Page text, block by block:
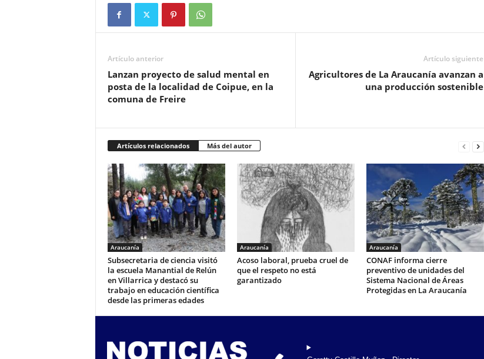
Artículo anterior
Lanzan proyecto de salud mental en
posta de la localidad de Coipue, en la
comuna de Freire
Artículo siguiente
Agricultores de La Araucanía avanzan a
una producción sostenible
Artículos relacionados Más del autor
Araucanía
Subsecretaria de ciencia visitó
la escuela Manantial de Relún
en Villarrica y destacó su
trabajo en educación científica
desde las primeras edades
Araucanía
Acoso laboral, prueba cruel de
que el respeto no está
garantizado
Araucanía
CONAF informa cierre
preventivo de unidades del
Sistema Nacional de Áreas
Protegidas en La Araucanía